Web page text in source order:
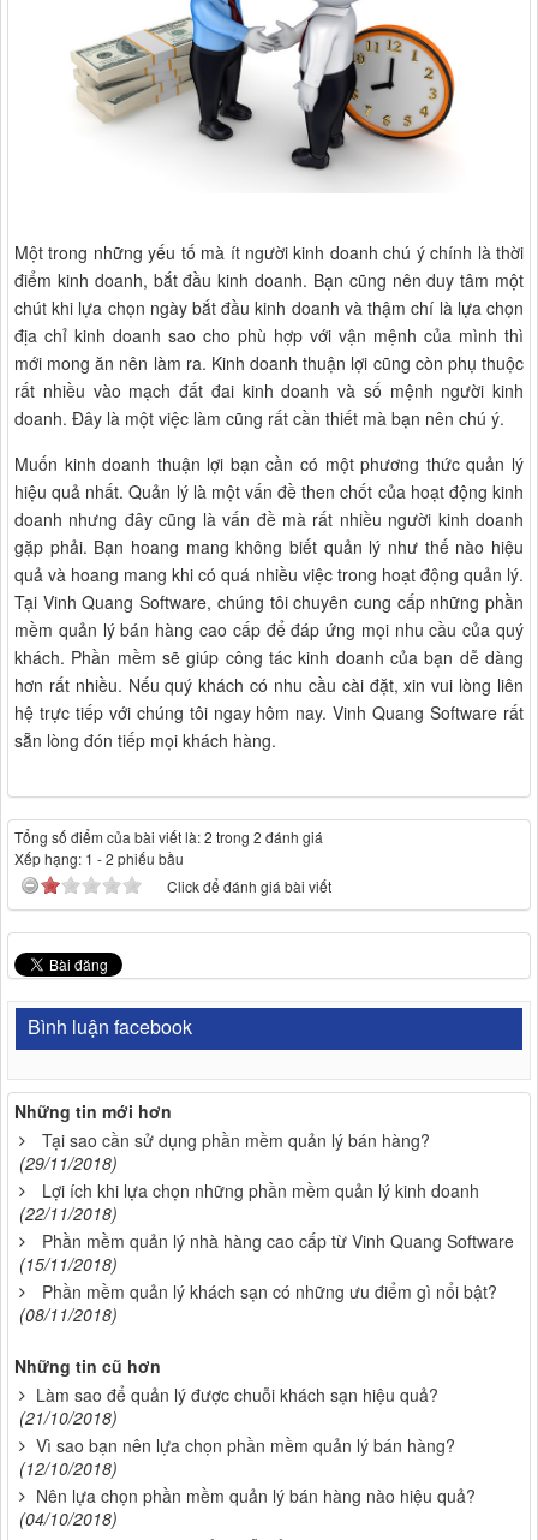
Một trong những yếu tố mà ít người kinh doanh chú ý chính là thời
điểm kinh doanh, bắt đầu kinh doanh. Bạn cũng nên duy tâm một
chút khi lựa chọn ngày bắt đầu kinh doanh và thậm chí là lựa chọn
địa chỉ kinh doanh sao cho phù hợp với vận mệnh của mình thì
mới mong ăn nên làm ra. Kinh doanh thuận lợi cũng còn phụ thuộc
rất nhiều vào mạch đất đai kinh doanh và số mệnh người kinh
doanh. Đây là một việc làm cũng rất cần thiết mà bạn nên chú ý.
Muốn kinh doanh thuận lợi bạn cần có một phương thức quản lý
hiệu quả nhất. Quản lý là một vấn đề then chốt của hoạt động kinh
doanh nhưng đây cũng là vấn đề mà rất nhiều người kinh doanh
gặp phải. Bạn hoang mang không biết quản lý như thế nào hiệu
quả và hoang mang khi có quá nhiều việc trong hoạt động quản lý.
Tại Vinh Quang Software, chúng tôi chuyên cung cấp những phần
mềm quản lý bán hàng cao cấp để đáp ứng mọi nhu cầu của quý
khách. Phần mềm sẽ giúp công tác kinh doanh của bạn dễ dàng
hơn rất nhiều. Nếu quý khách có nhu cầu cài đặt, xin vui lòng liên
hệ trực tiếp với chúng tôi ngay hôm nay. Vinh Quang Software rất
sẵn lòng đón tiếp mọi khách hàng.
Tổng số điểm của bài viết là: 2 trong 2 đánh giá
Xếp hạng: 1 -2 phiếu bầu
Click để đánh giá bài viết
Bình luận facebook
Những tin mới hơn
Tại sao cần sử dụng phần mềm quản lý bán hàng?
(29/11/2018)
Lợi ích khi lựa chọn những phần mềm quản lý kinh doanh
(22/11/2018)
Phần mềm quản lý nhà hàng cao cấp từ Vinh Quang Software
(15/11/2018)
Phần mềm quản lý khách sạn có những ưu điểm gì nổi bật?
(08/11/2018)
Những tin cũ hơn
Làm sao để quản lý được chuỗi khách sạn hiệu quả?
(21/10/2018)
Vì sao bạn nên lựa chọn phần mềm quản lý bán hàng?
(12/10/2018)
Nên lựa chọn phần mềm quản lý bán hàng nào hiệu quả?
(04/10/2018)